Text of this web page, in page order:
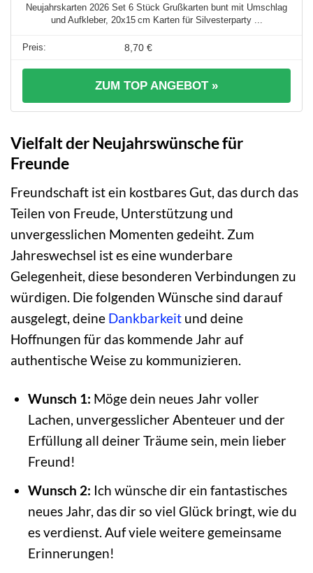
Neujahrskarten 2026 Set 6 Stück Grußkarten bunt mit Umschlag
und Aufkleber, 20x15 cm Karten für Silvesterparty ...
8,70 €
ZUM TOP ANGEBOT »
Vielfalt der Neujahrswünsche für
Freunde
Freundschaft ist ein kostbares Gut, das durch das
Teilen von Freude, Unterstützung und
unvergesslichen Momenten gedeiht. Zum
Jahreswechsel ist es eine wunderbare
Gelegenheit, diese besonderen Verbindungen zu
würdigen. Die folgenden Wünsche sind darauf
ausgelegt, deine Dankbarkeit und deine
Hoffnungen für das kommende Jahr auf
authentische Weise zu kommunizieren.
Wunsch 1: Möge dein neues Jahr voller
Lachen, unvergesslicher Abenteuer und der
Erfüllung all deiner Träume sein, mein lieber
Freund!
Wunsch 2: Ich wünsche dir ein fantastisches
neues Jahr, das dir so viel Glück bringt, wie du
es verdienst. Auf viele weitere gemeinsame
Erinnerungen!